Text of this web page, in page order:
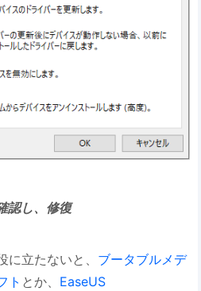
認し、修復
立たないと、 ブータブルメデ
ト とか、 EaseUS